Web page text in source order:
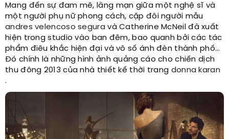
Mang đến sự đam mê, lãng mạn giữa một nghệ sĩ và
một người phụ nữ phong cách, cặp đôi người mẫu
andres velencoso seguravà Catherine McNeil đã xuất
hiện trong studio vào ban đêm, bao quanh bởi các tác
phẩm điêu khắc hiện đại và vô số ánh đèn thành phố…
Đó chính là những hình ảnh quảng cáo cho chiến dịch
thu đông 2013 của nhà thiết kế thời trang donna karan
.